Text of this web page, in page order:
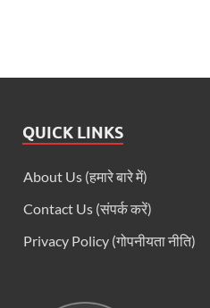
QUICK LINKS
About Us (हमारे बारे में)
Contact Us (संपर्क करें)
Privacy Policy (गोपनीयता नीति)